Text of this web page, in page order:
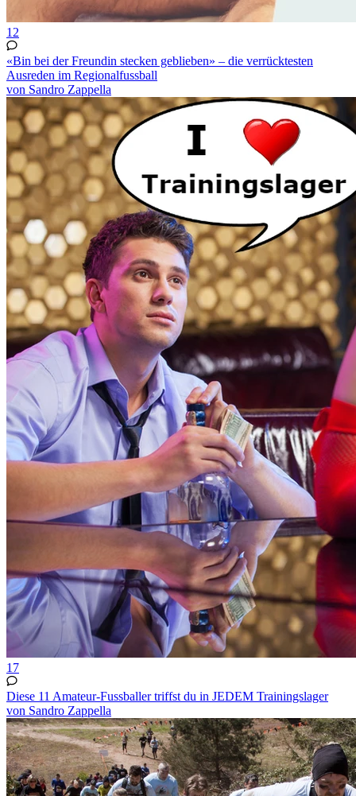
12
«Bin bei der Freundin stecken geblieben» – die verrücktesten
Ausreden im Regionalfussball
von Sandro Zappella
17
Diese 11 Amateur-Fussballer triffst du in JEDEM Trainingslager
von Sandro Zappella